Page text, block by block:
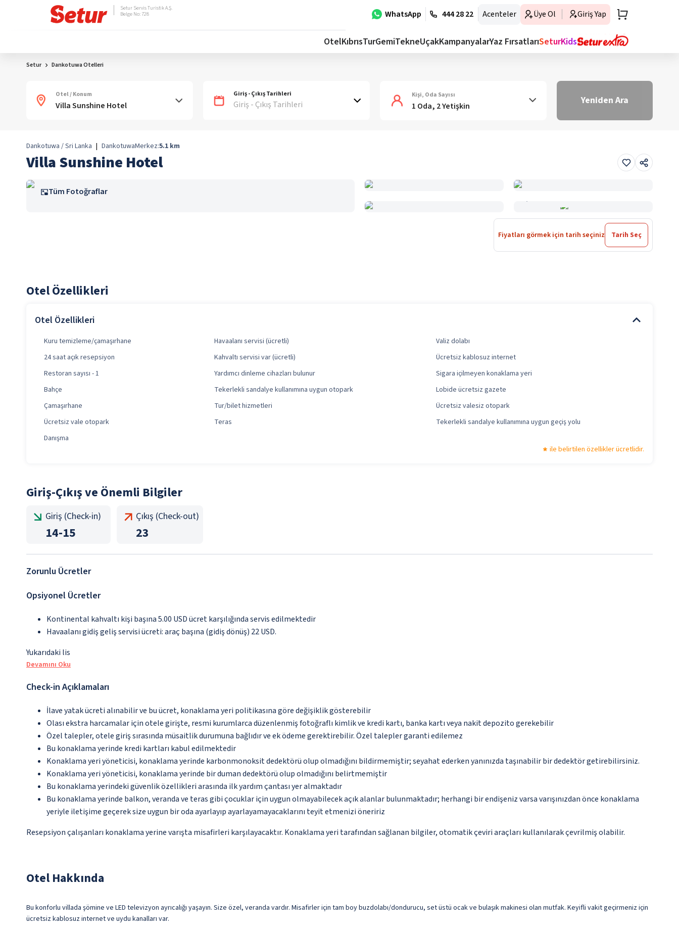
WhatsApp 444 28 22 Acenteler Üye Ol Giriş Yap
Setur Servis Turistik A.Ş.
Belge No: 728
OtelKıbrısTurGemiTekneUçakKampanyalarYaz FırsatlarıSeturKids
Setur Dankotuwa Otelleri
Otel / Konum Giriş - Çıkış Tarihleri
Giriş - Çıkış Tarihleri
Kişi, Oda Sayısı
1 Oda, 2 Yetişkin Yeniden Ara
Dankotuwa / Sri Lanka | DankotuwaMerkez:5.1 km
Villa Sunshine Hotel
Tüm Fotoğraflar
Fiyatları görmek için tarih seçiniz Tarih Seç
Otel Özellikleri
Otel Özellikleri
Kuru temizleme/çamaşırhane Havaalanı servisi (ücretli)
Valiz dolabı
24 saat açık resepsiyon
Kahvaltı servisi var (ücretli)
Ücretsiz kablosuz internet
Restoran sayısı - 1
Yardımcı dinleme cihazları bulunur
Sigara içilmeyen konaklama yeri
Bahçe
Tekerlekli sandalye kullanımına uygun otopark
Lobide ücretsiz gazete
Çamaşırhane
Tur/bilet hizmetleri
Ücretsiz valesiz otopark
Ücretsiz vale otopark
Teras
Tekerlekli sandalye kullanımına uygun geçiş yolu
Danışma
ile belirtilen özellikler ücretlidir.
Giriş-Çıkış ve Önemli Bilgiler
Giriş (Check-in)
14-15
Çıkış (Check-out)
23
Zorunlu Ücretler
Opsiyonel Ücretler
Kontinental kahvaltı kişi başına 5.00 USD ücret karşılığında servis edilmektedir
Havaalanı gidiş geliş servisi ücreti: araç başına (gidiş dönüş) 22 USD.
Yukarıdaki lis
Devamını Oku
Check-in Açıklamaları
İlave yatak ücreti alınabilir ve bu ücret, konaklama yeri politikasına göre değişiklik gösterebilir
Olası ekstra harcamalar için otele girişte, resmi kurumlarca düzenlenmiş fotoğraflı kimlik ve kredi kartı, banka kartı veya nakit depozito gerekebilir
Özel talepler, otele giriş sırasında müsaitlik durumuna bağlıdır ve ek ödeme gerektirebilir. Özel talepler garanti edilemez
Bu konaklama yerinde kredi kartları kabul edilmektedir
Konaklama yeri yöneticisi, konaklama yerinde karbonmonoksit dedektörü olup olmadığını bildirmemiştir; seyahat ederken yanınızda taşınabilir bir dedektör getirebilirsiniz.
Konaklama yeri yöneticisi, konaklama yerinde bir duman dedektörü olup olmadığını belirtmemiştir
Bu konaklama yerindeki güvenlik özellikleri arasında ilk yardım çantası yer almaktadır
Bu konaklama yerinde balkon, veranda ve teras gibi çocuklar için uygun olmayabilecek açık alanlar bulunmaktadır; herhangi bir endişeniz varsa varışınızdan önce konaklama
yeriyle iletişime geçerek size uygun bir oda ayarlayıp ayarlayamayacaklarını teyit etmenizi öneririz
Resepsiyon çalışanları konaklama yerine varışta misafirleri karşılayacaktır. Konaklama yeri tarafından sağlanan bilgiler, otomatik çeviri araçları kullanılarak çevrilmiş olabilir.
Otel Hakkında
Bu konforlu villada şömine ve LED televizyon ayrıcalığı yaşayın. Size özel, veranda vardır. Misafirler için tam boy buzdolabı/dondurucu, set üstü ocak ve bulaşık makinesi olan mutfak. Keyifli vakit geçirmeniz için
ücretsiz kablosuz internet ve uydu kanalları var.